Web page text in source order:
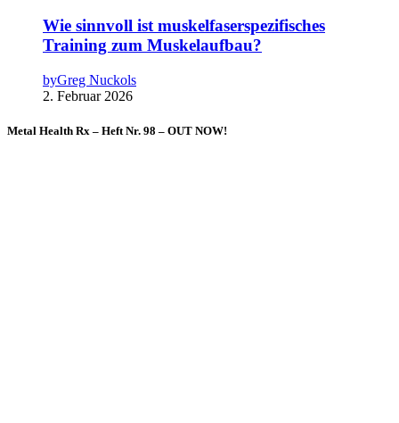
Wie sinnvoll ist muskelfaserspezifisches
Training zum Muskelaufbau?
byGreg Nuckols
2. Februar 2026
Metal Health Rx – Heft Nr. 98 – OUT NOW!